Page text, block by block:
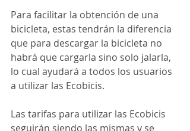
Para facilitar la obtención de una
bicicleta, estas tendrán la diferencia
que para descargar la bicicleta no
habrá que cargarla sino solo jalarla,
lo cual ayudará a todos los usuarios
a utilizar las Ecobicis.
Las tarifas para utilizar las Ecobicis
seguirán siendo las mismas y se